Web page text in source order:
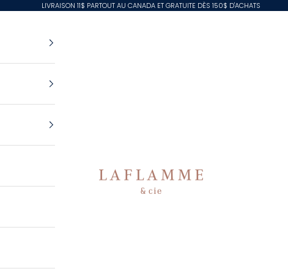
LIVRAISON 11$ PARTOUT AU CANADA ET GRATUITE DÈS 150$ D'ACHATS
Laflamme & Cie